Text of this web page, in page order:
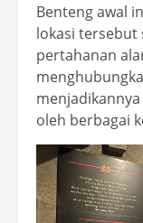
Benteng awal
lokasi tersebut
pertahanan
oleh berbagai